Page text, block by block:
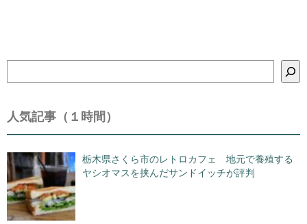
索
人気記事（１時間）
栃木県さくら市のレトロカフェ 地元で養殖する
ヤシオマスを挟んだサンドイッチが評判